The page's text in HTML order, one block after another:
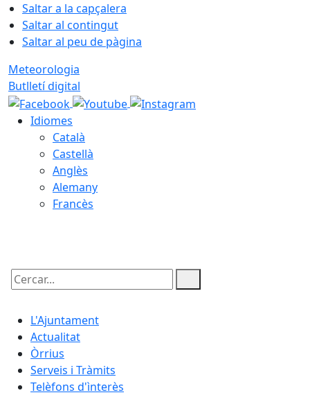
Saltar a la capçalera
Saltar al contingut
Saltar al peu de pàgina
Meteorologia
Butlletí digital
Idiomes
Català
Castellà
Anglès
Alemany
Francès
Cercar:
L'Ajuntament
Actualitat
Òrrius
Serveis i Tràmits
Telèfons d'ìnterès